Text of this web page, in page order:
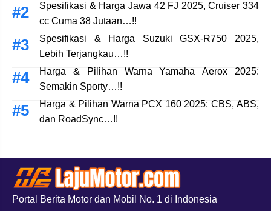
Spesifikasi & Harga Jawa 42 FJ 2025, Cruiser 334
cc Cuma 38 Jutaan…!!
Spesifikasi & Harga Suzuki GSX-R750 2025,
Lebih Terjangkau…!!
Harga & Pilihan Warna Yamaha Aerox 2025:
Semakin Sporty…!!
Harga & Pilihan Warna PCX 160 2025: CBS, ABS,
dan RoadSync…!!
Portal Berita Motor dan Mobil No. 1 di Indonesia